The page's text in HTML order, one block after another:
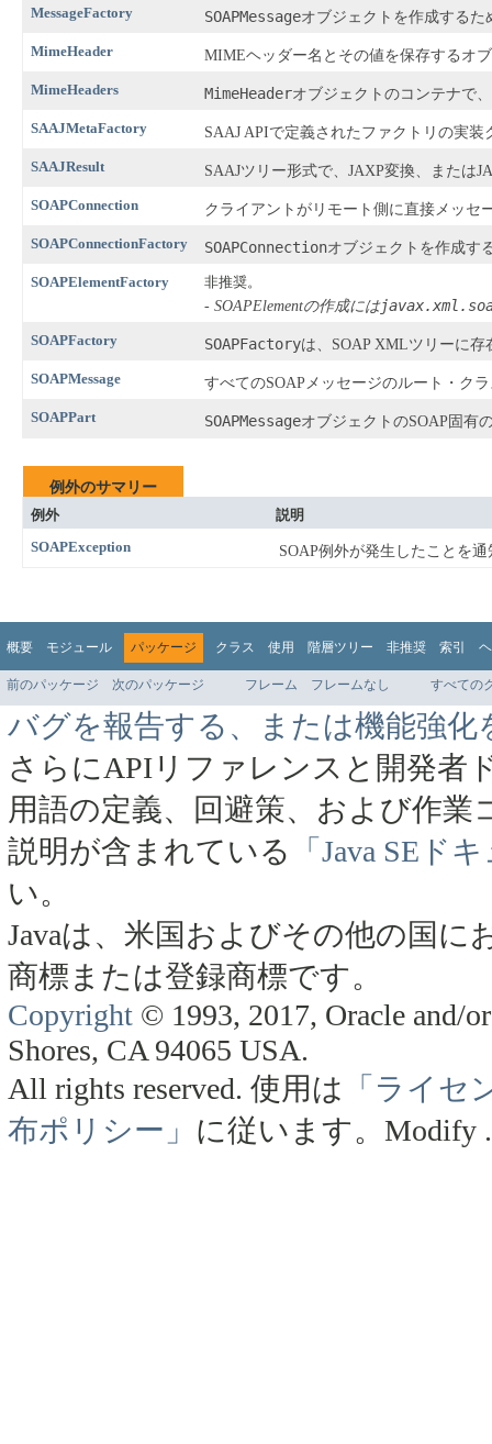
MessageFactory SOAPMessageオブジェクトを作成するた
MimeHeader MIMEヘッダー名とその値を保存するオ
MimeHeaders MimeHeaderオブジェクトのコンテナで
SAAJMetaFactory SAAJ APIで定義されたファクトリの実
SAAJResult SAAJツリー形式で、JAXP変換、または
SOAPConnection クライアントがリモート側に直接メッセ
SOAPConnectionFactory SOAPConnectionオブジェクトを作成す
SOAPElementFactory
非推奨。
- SOAPElementの作成には
SOAPFactory SOAPFactoryは、SOAP XMLツリーに
SOAPMessage すべてのSOAPメッセージのルート・ク
SOAPPart SOAPMessageオブジェクトのSOAP固有
例外のサマリー
例外
説明
SOAPException
SOAP例外が発生したことを
概要 モジュール パッケージ クラス 使用 階層ツリー 非推奨 索引
前のパッケージ 次のパッケージ フレーム フレームなし すべての
バグを報告する、または機能強化
さらにAPIリファレンスと開発者
用語の定義、回避策、および作
説明が含まれている
「Java SEド
い。
Javaは、米国およびその他の国に
商標または登録商標です。
Copyright © 1993, 2017, Oracle and/
Shores, CA 94065 USA.
All rights reserved. 使用は 「ライセ
布ポリシー」 に従います。 Modify